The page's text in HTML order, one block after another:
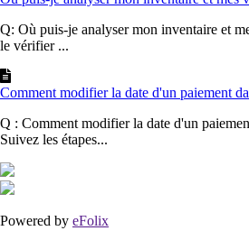
Q: Où puis-je analyser mon inventaire et
le vérifier ...
Comment modifier la date d'un paiement
Q : Comment modifier la date d'un
Suivez les étapes...
Powered by eFolix